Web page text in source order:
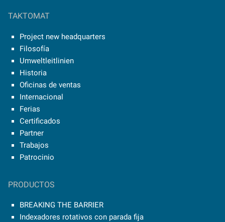
TAKTOMAT
Project new headquarters
Filosofía
Umweltleitlinien
Historia
Oficinas de ventas
Internacional
Ferias
Certificados
Partner
Trabajos
Patrocinio
PRODUCTOS
BREAKING THE BARRIER
Indexadores rotativos con parada fija